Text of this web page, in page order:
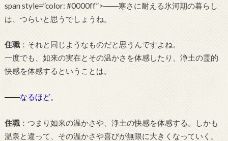
span style=”color: #0000ff”>――寒さに耐える氷河期の暮らし
は、つらいと思うでしょうね。
住職：それと同じようなものだと思うんですよね。
一度でも、如来の実在とその温かさを体感したり、浄土の霊的
快感を体感するということは。
――なるほど。
住職：つまり如来の温かさや、浄土の快感を体感する。しかも
温泉と違って、その温かさや喜びが無限に大きくなっていく。